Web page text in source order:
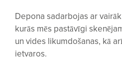
Depona sadarbojas ar
kurās mēs pastāvīgi
un vides likumdošanas, kā
ietvaros.